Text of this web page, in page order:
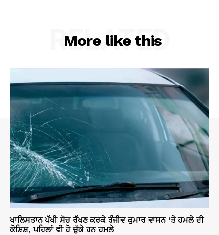
More like this
RELATED
ਖਾਲਿਸਤਾਨ ਪੱਖੀ ਸੋਚ ਰੱਖਣ ਕਰਕੇ ਰੰਜੀਵ ਕੁਮਾਰ ਵਾਸਨ ‘ਤੇ ਹਮਲੇ ਦੀ
ਕੋਸ਼ਿਸ਼, ਪਹਿਲਾਂ ਵੀ ਹੋ ਚੁੱਕੇ ਹਨ ਹਮਲੇ